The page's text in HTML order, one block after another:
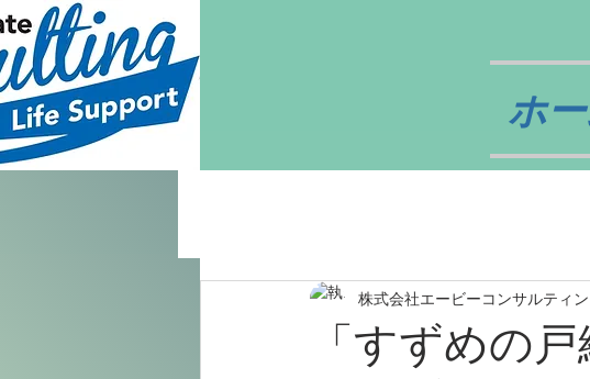
ホ
「すずめの
株式会社エービーコンサルティ